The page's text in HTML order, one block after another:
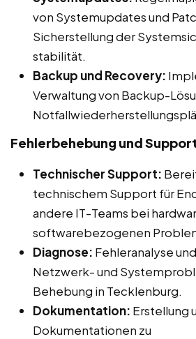
von Systemupdates und
Sicherstellung der
stabilität.
Backup und Recovery:
Verwaltung von Backup-
Fehlerbehebung und
Technischer Support:
technischem Support für
andere IT-Teams bei
softwarebezogenen
Diagnose: Fehleranalyse
Netzwerk- und
Behebung in Tecklenburg.
Dokumentation: Erstellung
Dokumentationen zu